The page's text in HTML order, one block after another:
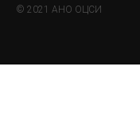
© 2021 АНО ОЦСИ